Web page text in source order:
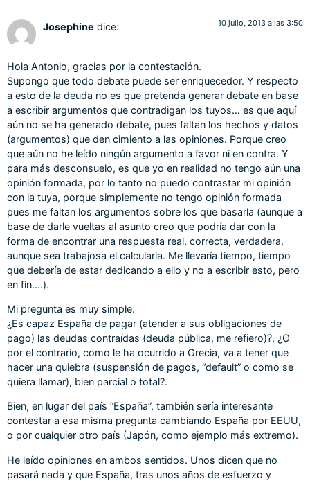
Josephine dice: 10 julio, 2013 a las 3:50
Hola Antonio, gracias por la contestación.
Supongo que todo debate puede ser enriquecedor. Y respecto
a esto de la deuda no es que pretenda generar debate en base
a escribir argumentos que contradigan los tuyos… es que aquí
aún no se ha generado debate, pues faltan los hechos y datos
(argumentos) que den cimiento a las opiniones. Porque creo
que aún no he leído ningún argumento a favor ni en contra. Y
para más desconsuelo, es que yo en realidad no tengo aún una
opinión formada, por lo tanto no puedo contrastar mi opinión
con la tuya, porque simplemente no tengo opinión formada
pues me faltan los argumentos sobre los que basarla (aunque a
base de darle vueltas al asunto creo que podría dar con la
forma de encontrar una respuesta real, correcta, verdadera,
aunque sea trabajosa el calcularla. Me llevaría tiempo, tiempo
que debería de estar dedicando a ello y no a escribir esto, pero
en fin….).
Mi pregunta es muy simple.
¿Es capaz España de pagar (atender a sus obligaciones de
pago) las deudas contraídas (deuda pública, me refiero)?. ¿O
por el contrario, como le ha ocurrido a Grecia, va a tener que
hacer una quiebra (suspensión de pagos, “default” o como se
quiera llamar), bien parcial o total?.
Bien, en lugar del país “España”, también sería interesante
contestar a esa misma pregunta cambiando España por EEUU,
o por cualquier otro país (Japón, como ejemplo más extremo).
He leído opiniones en ambos sentidos. Unos dicen que no
pasará nada y que España, tras unos años de esfuerzo y